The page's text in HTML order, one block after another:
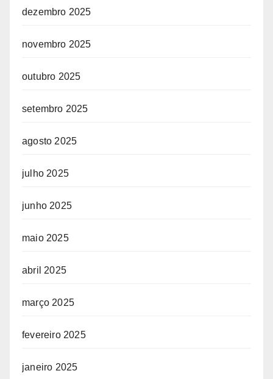
dezembro 2025
novembro 2025
outubro 2025
setembro 2025
agosto 2025
julho 2025
junho 2025
maio 2025
abril 2025
março 2025
fevereiro 2025
janeiro 2025